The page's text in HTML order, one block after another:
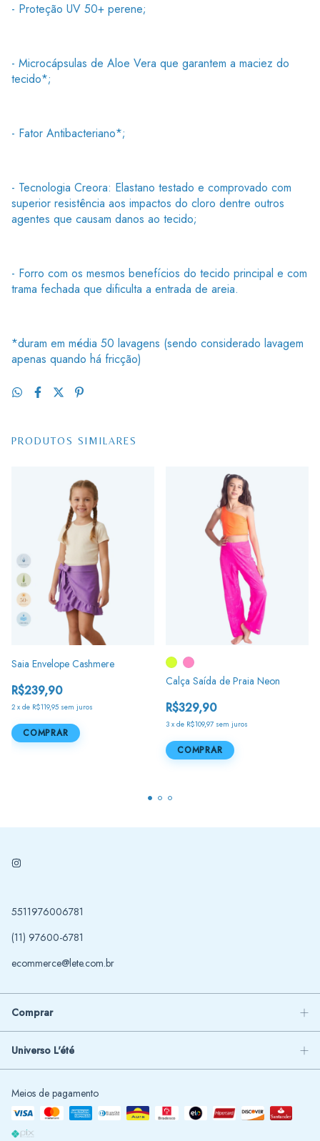
- Proteção UV 50+ perene;
- Microcápsulas de Aloe Vera que garantem a maciez do
tecido*;
- Fator Antibacteriano*;
- Tecnologia Creora: Elastano testado e comprovado com
superior resistência aos impactos do cloro dentre outros
agentes que causam danos ao tecido;
- Forro com os mesmos benefícios do tecido principal e com
trama fechada que dificulta a entrada de areia.
*duram em média 50 lavagens (sendo considerado lavagem
apenas quando há fricção)
PRODUTOS SIMILARES
Saia Envelope Cashmere
R$239,90
2 x de R$119,95 sem juros
COMPRAR
Calça Saída de Praia Neon
R$329,90
3 x de R$109,97 sem juros
COMPRAR
5511976006781
(11) 97600-6781
ecommerce@lete.com.br
Comprar
Universo L'été
Meios de pagamento